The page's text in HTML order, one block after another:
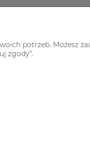
potrzeb. Możesz
zgody".